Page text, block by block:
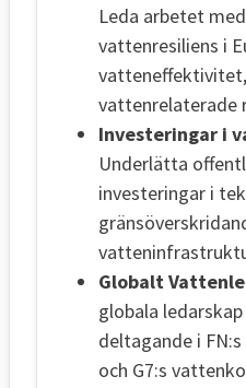
Leda arbetet
vattenresiliens i
vattenrelaterade
Investeringar i
Underlätta
investeringar i
Globalt
globala
deltagande i
och G7:s